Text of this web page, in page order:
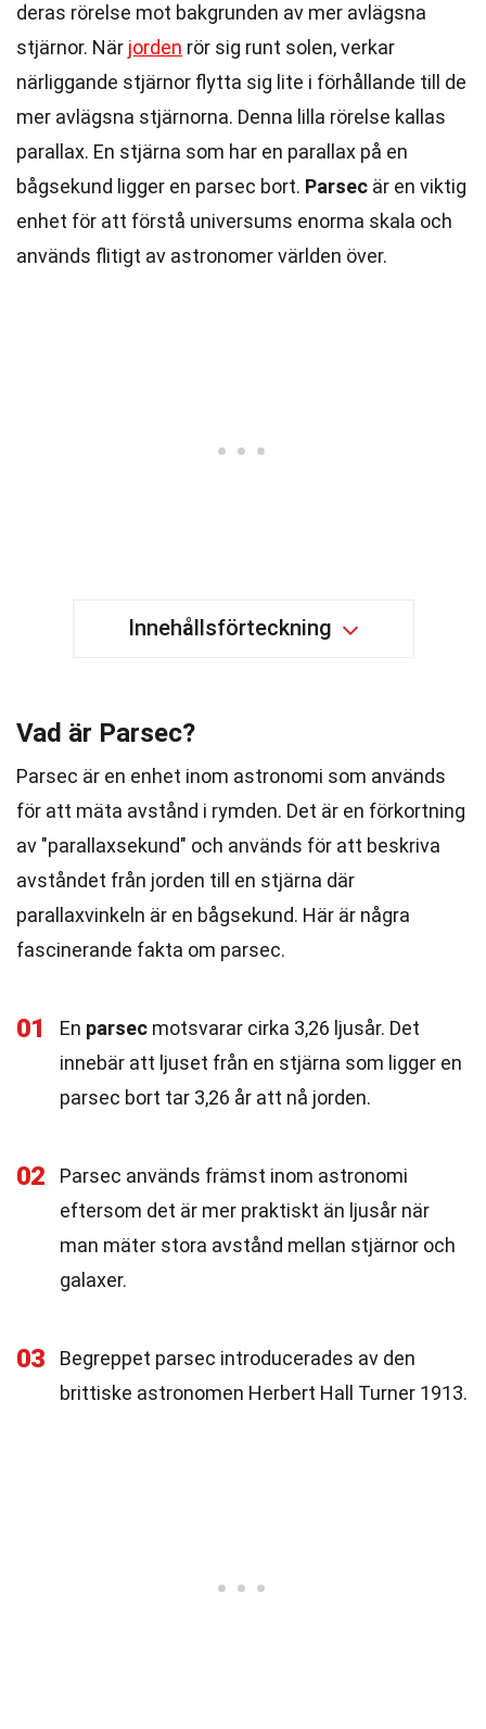
deras rörelse mot bakgrunden av mer avlägsna
stjärnor. När jorden rör sig runt solen, verkar
närliggande stjärnor flytta sig lite i förhållande till de
mer avlägsna stjärnorna. Denna lilla rörelse kallas
parallax. En stjärna som har en parallax på en
bågsekund ligger en parsec bort. Parsec är en viktig
enhet för att förstå universums enorma skala och
används flitigt av astronomer världen över.
Innehållsförteckning
Vad är Parsec?
Parsec är en enhet inom astronomi som används
för att mäta avstånd i rymden. Det är en förkortning
av "parallaxsekund" och används för att beskriva
avståndet från jorden till en stjärna där
parallaxvinkeln är en bågsekund. Här är några
fascinerande fakta om parsec.
01 En parsec motsvarar cirka 3,26 ljusår. Det
innebär att ljuset från en stjärna som ligger en
parsec bort tar 3,26 år att nå jorden.
02
Parsec används främst inom astronomi
eftersom det är mer praktiskt än ljusår när
man mäter stora avstånd mellan stjärnor och
galaxer.
03
Begreppet parsec introducerades av den
brittiske astronomen Herbert Hall Turner 1913.